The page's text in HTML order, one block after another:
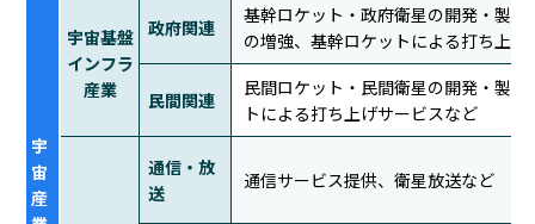
宇
宙
産
宇宙基盤
インフラ
産業
政府関連
基幹ロケット・政府衛星の開発・製造
の増強、基幹ロケットによる打ち上げ
民間関連
民間ロケット・民間衛星の開発・製造
トによる打ち上げサービスなど
通信・放
送
通信サービス提供、衛星放送など